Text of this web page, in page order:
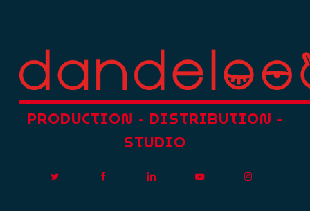
PRODUCTION - DISTRIBUTION -
STUDIO